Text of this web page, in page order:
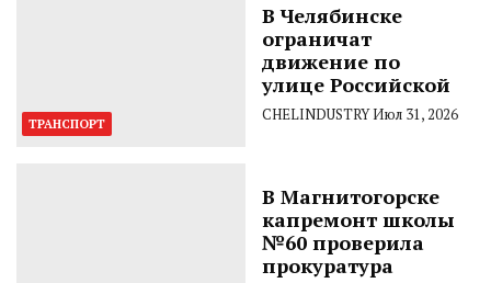
ТРАНСПОРТ
В Челябинске
ограничат
движение по
улице Российской
CHELINDUSTRYИюл 31, 2026
В Магнитогорске
капремонт школы
№60 проверила
прокуратура